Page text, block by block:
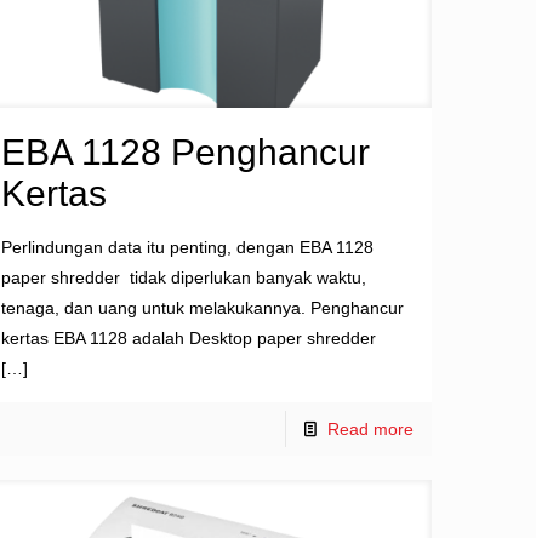
EBA 1128 Penghancur
Kertas
Perlindungan data itu penting, dengan EBA 1128
paper shredder tidak diperlukan banyak waktu,
tenaga, dan uang untuk melakukannya. Penghancur
kertas EBA 1128 adalah Desktop paper shredder
[…]
Read more